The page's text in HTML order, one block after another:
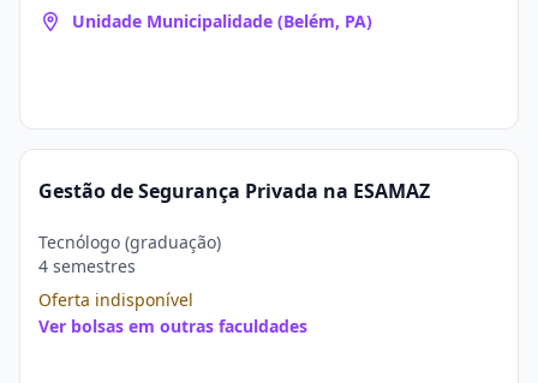
Unidade Municipalidade (Belém, PA)
Gestão de Segurança Privada na ESAMAZ
Tecnólogo (graduação)
4 semestres
Oferta indisponível
Ver bolsas em outras faculdades